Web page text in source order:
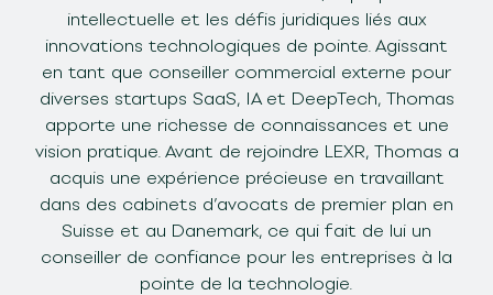
intellectuelle et les défis juridiques liés aux
innovations technologiques de pointe. Agissant
en tant que conseiller commercial externe pour
diverses startups SaaS, IA et DeepTech, Thomas
apporte une richesse de connaissances et une
vision pratique. Avant de rejoindre LEXR, Thomas a
acquis une expérience précieuse en travaillant
dans des cabinets d’avocats de premier plan en
Suisse et au Danemark, ce qui fait de lui un
conseiller de confiance pour les entreprises à la
pointe de la technologie.